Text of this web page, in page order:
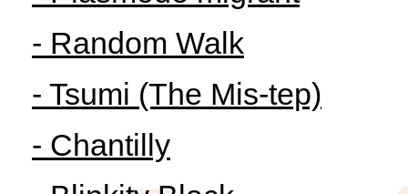
- Random Walk
- Tsumi (The Mis-tep)
- Chantilly